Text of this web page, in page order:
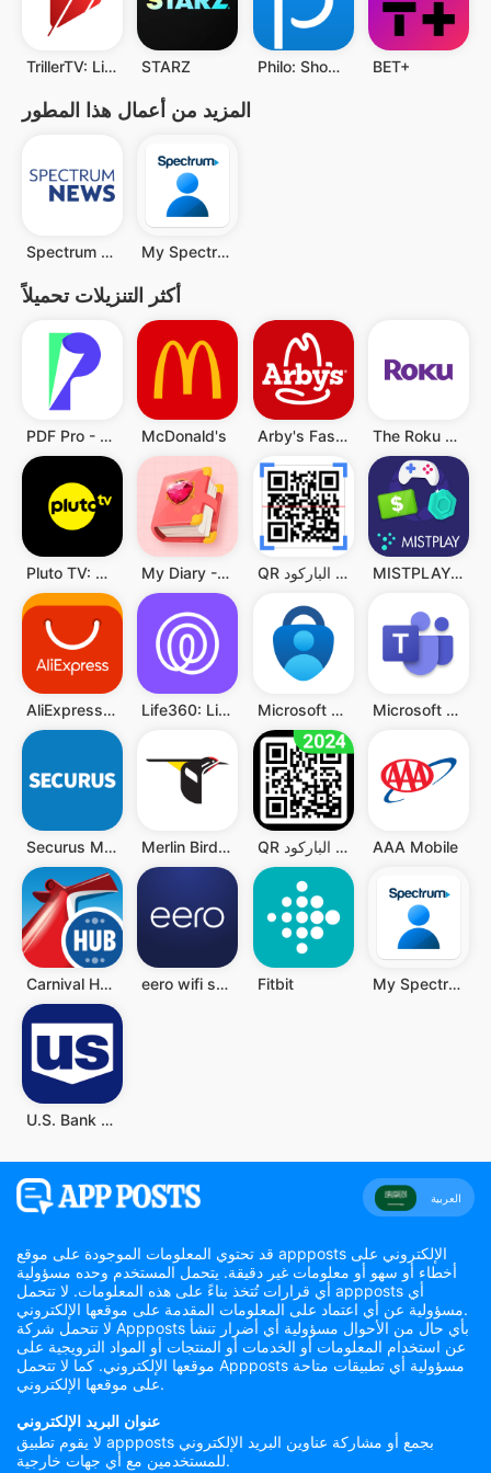
TrillerTV: Live Sports STARZ Philo: Shows, Movies, Live TV. BET+
المزيد من أعمال هذا المطور
Spectrum News: Local Stories My Spectrum
أكثر التنزيلات تحميلاً
PDF Pro - Reader & Maker McDonald's Arby's Fast Food Sandwiches The Roku App (Official)
Pluto TV: Watch Free Movies/TV My Diary - Diary With Lock QR قارئ رمز & قارئ الباركود MISTPLAY: Play to Earn Money
AliExpress:تسوق عبر الإنترنت Life360: Live Location Sharing Microsoft Authenticator Microsoft Teams
Securus Mobile Merlin Bird ID by Cornell Lab QR قارئ رمز - قارئ الباركود QR AAA Mobile
Carnival HUB eero wifi system Fitbit My Spectrum
U.S. Bank Mobile Banking
العربية
قد تحتوي المعلومات الموجودة على موقع appposts الإلكتروني على
أخطاء أو سهو أو معلومات غير دقيقة. يتحمل المستخدم وحده مسؤولية
أي قرارات تُتخذ بناءً على هذه المعلومات. لا تتحمل appposts أي
مسؤولية عن أي اعتماد على المعلومات المقدمة على موقعها الإلكتروني.
لا تتحمل شركة Appposts بأي حال من الأحوال مسؤولية أي أضرار تنشأ
عن استخدام المعلومات أو الخدمات أو المنتجات أو المواد الترويجية على
موقعها الإلكتروني. كما لا تتحمل Appposts مسؤولية أي تطبيقات متاحة
على موقعها الإلكتروني.
عنوان البريد الإلكتروني
لا يقوم تطبيق appposts بجمع أو مشاركة عناوين البريد الإلكتروني
للمستخدمين مع أي جهات خارجية.